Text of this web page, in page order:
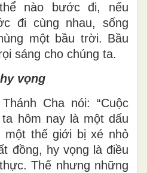
nào bước đi, nếu
đi cùng nhau, sống
một bầu trời. Bầu
sáng cho chúng ta.
vọng
Cha nói: “Cuộc
hôm nay là một dấu
một thế giới bị xé nhỏ
đồng, hy vọng là điều
Thế nhưng những